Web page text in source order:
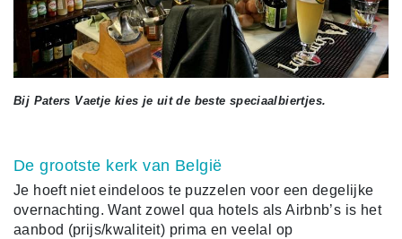
Bij Paters Vaetje kies je uit de beste speciaalbiertjes.
De grootste kerk van België
Je hoeft niet eindeloos te puzzelen voor een degelijke
overnachting. Want zowel qua hotels als Airbnb’s is het
aanbod (prijs/kwaliteit) prima en veelal op